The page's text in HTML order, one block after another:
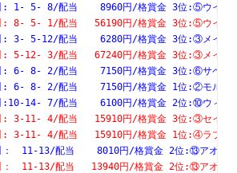
]: 1- 5- 8/配当    8960円/格賞金 3位:⑤ウインマ
]: 8- 5- 1/配当   56190円/格賞金 3位:⑤ウインマ
]: 3- 5-12/配当    6280円/格賞金 3位:③メイシ
]: 5-12- 3/配当   67240円/格賞金 3位:③メイシ
単]: 6- 8- 2/配当    7150円/格賞
単]: 6- 8- 2/配当    7150円/格
]:10-14- 7/配当    6100円/格賞金 2位
単]: 3-11- 4/配当   15910円/格賞金 3
単]: 3-11- 4/配当   15910円/格賞金
　]：　11-13/配当    8010円/格
　]：　11-13/配当   13940円/格